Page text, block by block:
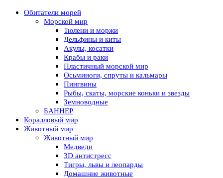
Обитатели морей
Морской мир
Тюлени и моржи
Дельфины и киты
Акулы, косатки
Крабы и раки
Пластичный морской мир
Осьминоги, спруты и кальмары
Пингвины
Рыбы, скаты, морские коньки и звезды
Земноводные
БАННЕР
Коралловый мир
Животный мир
Животный мир
Медведи
3D антистресс
Тигры, львы и леопарды
Домашние животные